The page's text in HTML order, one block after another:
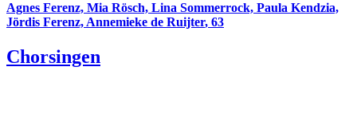
Agnes Ferenz, Mia Rösch, Lina Sommerrock, Paula Kendzia,
Jördis Ferenz, Annemieke de Ruijter, 63
Chorsingen